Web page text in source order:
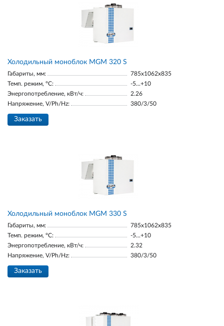
Холодильный моноблок MGM 320 S
Габариты, мм:
785x1062x835
Темп. режим, °С:
-5...+10
Энергопотребление, кВт/ч:
2.26
Напряжение, V/Ph/Hz:
380/3/50
Заказать
Холодильный моноблок MGM 330 S
Габариты, мм:
785x1062x835
Темп. режим, °С:
-5...+10
Энергопотребление, кВт/ч:
2.32
Напряжение, V/Ph/Hz:
380/3/50
Заказать